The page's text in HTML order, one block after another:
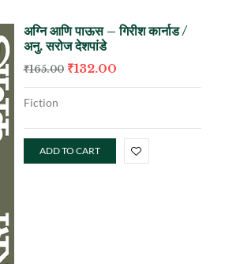
अग्नि आणि पाऊस – गिरीश कार्नाड /
अनु. सरोज देशपांडे
₹165.00 ₹132.00
Fiction
ADD TO CART